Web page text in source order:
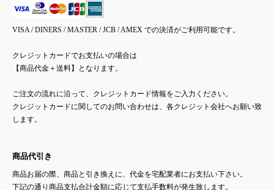
VISA / DINERS / MASTER / JCB / AMEX での決済がご利用可能です。
クレジットカードでお支払いの場合は
【商品代金＋送料】となります。
ご注文の流れに沿って、クレジットカード情報をご入力ください。
クレジットカードに関してのお問い合わせは、各クレジット会社へお願い致
します。
商品代引き
商品お届の際、商品と引き換えに、代金を宅配業者にお支払い下さい。
下記の通り商品支払合計金額に応じて支払手数料が発生致します。